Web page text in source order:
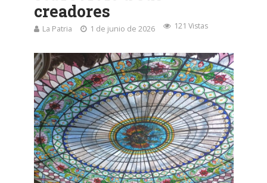
creadores
La Patria 1 de junio de 2026 121 Vistas